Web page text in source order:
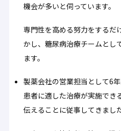
機会が多いと伺っています。
専門性を高める努力をするだ
かし、糖尿病治療チームとし
ます。
製薬会社の営業担当として6年
患者に適した治療が実施でき
伝えることに従事してきました